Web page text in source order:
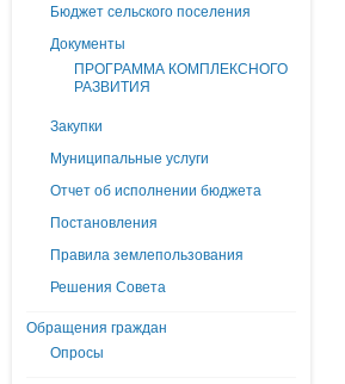
Бюджет сельского поселения
Документы
ПРОГРАММА КОМПЛЕКСНОГО
РАЗВИТИЯ
Закупки
Муниципальные услуги
Отчет об исполнении бюджета
Постановления
Правила землепользования
Решения Совета
Обращения граждан
Опросы